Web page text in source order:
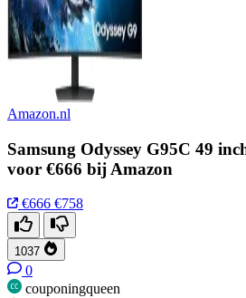
Amazon.nl
Samsung Odyssey G95C 49
voor €666 bij Amazon
€666 €758
1037
0
couponingqueen